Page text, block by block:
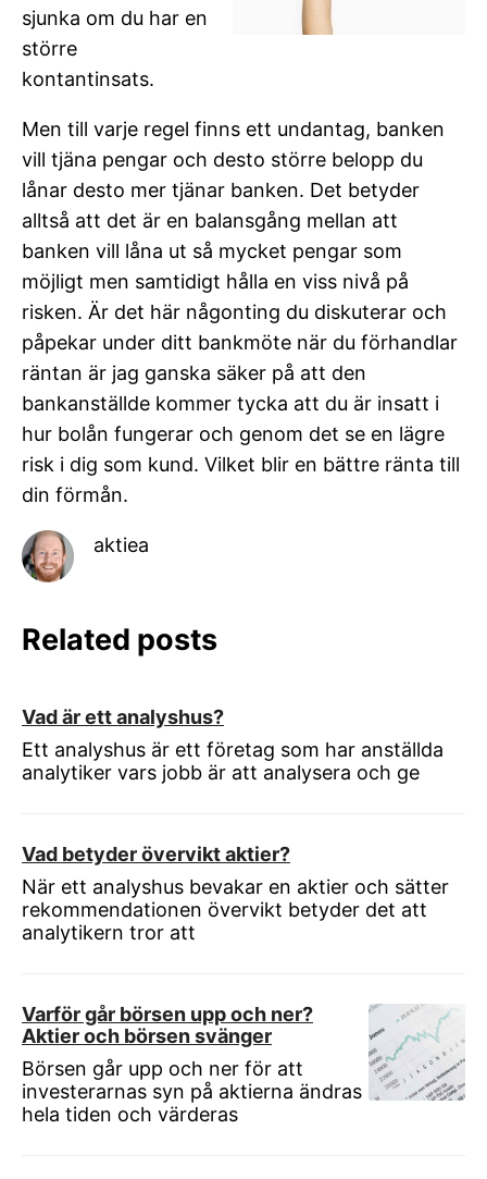
sjunka om du har en
större
kontantinsats.
Men till varje regel finns ett undantag, banken
vill tjäna pengar och desto större belopp du
lånar desto mer tjänar banken. Det betyder
alltså att det är en balansgång mellan att
banken vill låna ut så mycket pengar som
möjligt men samtidigt hålla en viss nivå på
risken. Är det här någonting du diskuterar och
påpekar under ditt bankmöte när du förhandlar
räntan är jag ganska säker på att den
bankanställde kommer tycka att du är insatt i
hur bolån fungerar och genom det se en lägre
risk i dig som kund. Vilket blir en bättre ränta till
din förmån.
aktiea
Related posts
Vad är ett analyshus?
Ett analyshus är ett företag som har anställda
analytiker vars jobb är att analysera och ge
Vad betyder övervikt aktier?
När ett analyshus bevakar en aktier och sätter
rekommendationen övervikt betyder det att
analytikern tror att
Varför går börsen upp och ner?
Aktier och börsen svänger
Börsen går upp och ner för att
investerarnas syn på aktierna ändras
hela tiden och värderas